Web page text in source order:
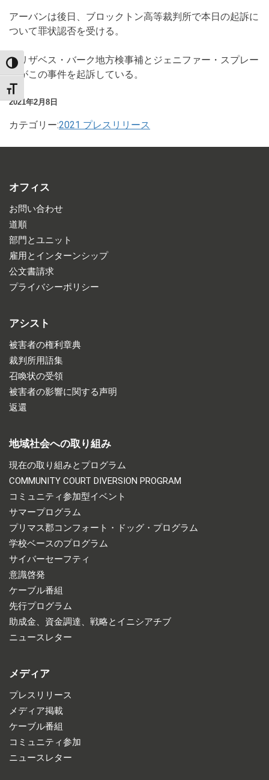
TOGGLE HIGH CONTRAST
TOGGLE FONT SIZE
アーバンは後日、ブロックトン高等裁判所で本日の起訴に
ついて罪状認否を受ける。
エリザベス・バーク地方検事補とジェニファー・スプレー
グがこの事件を起訴している。
2021年2月8日
カテゴリー:2021 プレスリリース
オフィス
お問い合わせ
道順
部門とユニット
雇用とインターンシップ
公文書請求
プライバシーポリシー
アシスト
被害者の権利章典
裁判所用語集
召喚状の受領
被害者の影響に関する声明
返還
地域社会への取り組み
現在の取り組みとプログラム
COMMUNITY COURT DIVERSION PROGRAM
コミュニティ参加型イベント
サマープログラム
プリマス郡コンフォート・ドッグ・プログラム
学校ベースのプログラム
サイバーセーフティ
意識啓発
ケーブル番組
先行プログラム
助成金、資金調達、戦略とイニシアチブ
ニュースレター
メディア
プレスリリース
メディア掲載
ケーブル番組
コミュニティ参加
ニュースレター